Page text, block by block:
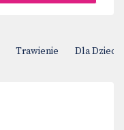
Trawienie Dla Dzieci